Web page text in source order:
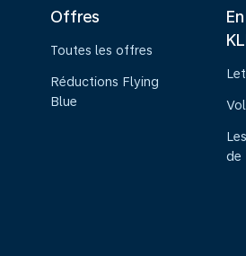
Offres
Toutes les offres
Réductions Flying
Blue
de